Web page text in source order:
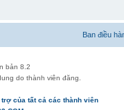
Ban điều
bản 8.2
do thành viên đăng.
của tất cả các thành viên